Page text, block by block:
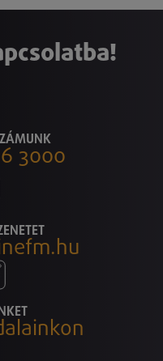
3000